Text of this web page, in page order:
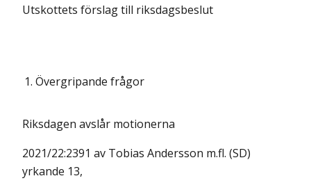
Utskottets förslag till riksdagsbeslut
1. Övergripande frågor
Riksdagen avslår motionerna
2021/22:2391 av Tobias Andersson m.fl. (SD)
yrkande 13,